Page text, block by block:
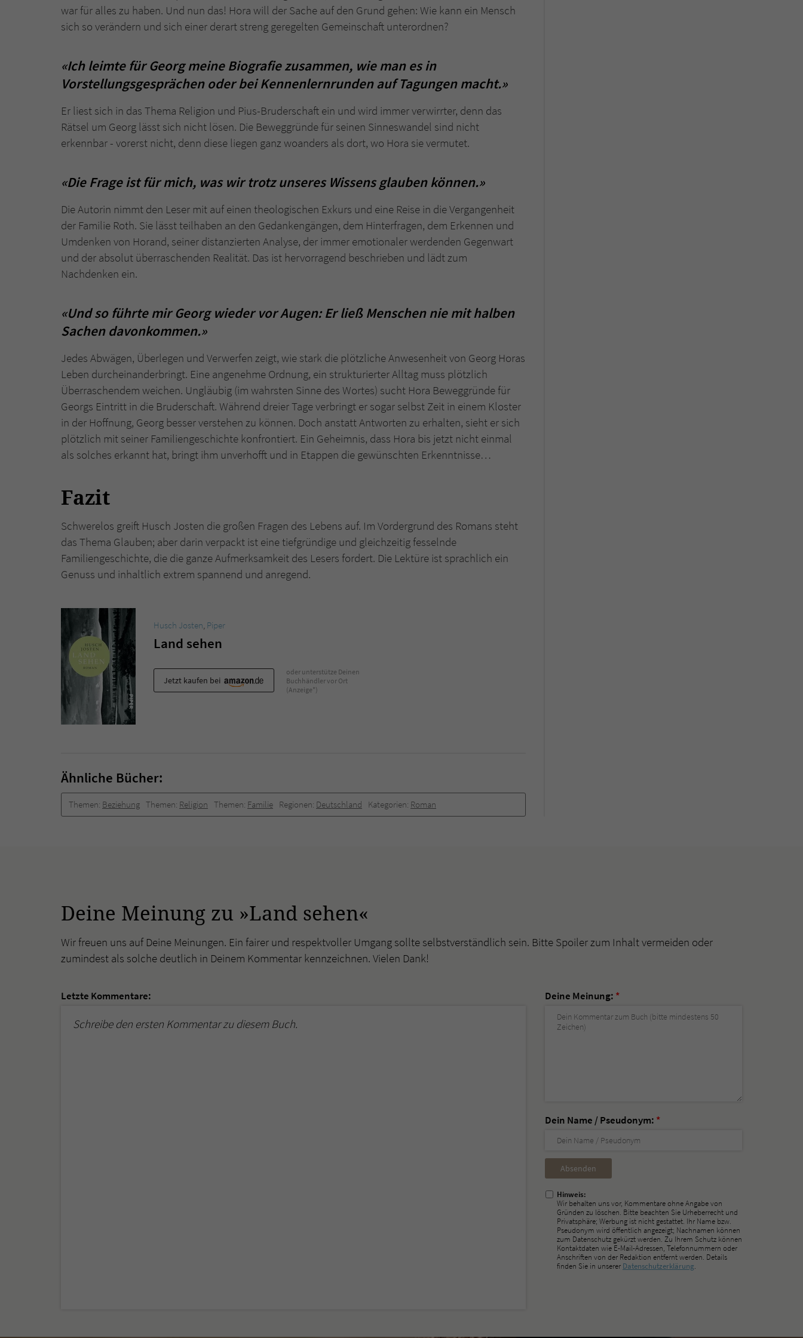
war für alles zu haben. Und nun das! Hora will der Sache auf den Grund gehen: Wie kann ein Mensch
sich so verändern und sich einer derart streng geregelten Gemeinschaft unterordnen?
«Ich leimte für Georg meine Biografie zusammen, wie man es in
Vorstellungsgesprächen oder bei Kennenlernrunden auf Tagungen macht.»
Er liest sich in das Thema Religion und Pius-Bruderschaft ein und wird immer verwirrter, denn das
Rätsel um Georg lässt sich nicht lösen. Die Beweggründe für seinen Sinneswandel sind nicht
erkennbar - vorerst nicht, denn diese liegen ganz woanders als dort, wo Hora sie vermutet.
«Die Frage ist für mich, was wir trotz unseres Wissens glauben können.»
Die Autorin nimmt den Leser mit auf einen theologischen Exkurs und eine Reise in die Vergangenheit
der Familie Roth. Sie lässt teilhaben an den Gedankengängen, dem Hinterfragen, dem Erkennen und
Umdenken von Horand, seiner distanzierten Analyse, der immer emotionaler werdenden Gegenwart
und der absolut überraschenden Realität. Das ist hervorragend beschrieben und lädt zum
Nachdenken ein.
«Und so führte mir Georg wieder vor Augen: Er ließ Menschen nie mit halben
Sachen davonkommen.»
Jedes Abwägen, Überlegen und Verwerfen zeigt, wie stark die plötzliche Anwesenheit von Georg Horas
Leben durcheinanderbringt. Eine angenehme Ordnung, ein strukturierter Alltag muss plötzlich
Überraschendem weichen. Ungläubig (im wahrsten Sinne des Wortes) sucht Hora Beweggründe für
Georgs Eintritt in die Bruderschaft. Während dreier Tage verbringt er sogar selbst Zeit in einem Kloster
in der Hoffnung, Georg besser verstehen zu können. Doch anstatt Antworten zu erhalten, sieht er sich
plötzlich mit seiner Familiengeschichte konfrontiert. Ein Geheimnis, dass Hora bis jetzt nicht einmal
als solches erkannt hat, bringt ihm unverhofft und in Etappen die gewünschten Erkenntnisse…
Fazit
Schwerelos greift Husch Josten die großen Fragen des Lebens auf. Im Vordergrund des Romans steht
das Thema Glauben; aber darin verpackt ist eine tiefgründige und gleichzeitig fesselnde
Familiengeschichte, die die ganze Aufmerksamkeit des Lesers fordert. Die Lektüre ist sprachlich ein
Genuss und inhaltlich extrem spannend und anregend.
Husch Josten, Piper
Land sehen
Jetzt kaufen bei
oder unterstütze Deinen
Buchhändler vor Ort
(Anzeige*)
Ähnliche Bücher:
Themen: Beziehung Themen: Religion Themen: Familie Regionen: Deutschland Kategorien: Roman
Deine Meinung zu »Land sehen«
Wir freuen uns auf Deine Meinungen. Ein fairer und respektvoller Umgang sollte selbstverständlich sein. Bitte Spoiler zum Inhalt vermeiden oder
zumindest als solche deutlich in Deinem Kommentar kennzeichnen. Vielen Dank!
Letzte Kommentare:
Schreibe den ersten Kommentar zu diesem Buch.
Deine Meinung: *
Dein Name / Pseudonym: *
Nicht
ausfüllen!
Hinweis:
Wir behalten uns vor, Kommentare ohne Angabe von
Gründen zu löschen. Bitte beachten Sie Urheberrecht und
Privatsphäre; Werbung ist nicht gestattet. Ihr Name bzw.
Pseudonym wird öffentlich angezeigt; Nachnamen können
zum Datenschutz gekürzt werden. Zu Ihrem Schutz können
Kontaktdaten wie E-Mail-Adressen, Telefonnummern oder
Anschriften von der Redaktion entfernt werden. Details
finden Sie in unserer Datenschutzerklärung.
überprüfen.